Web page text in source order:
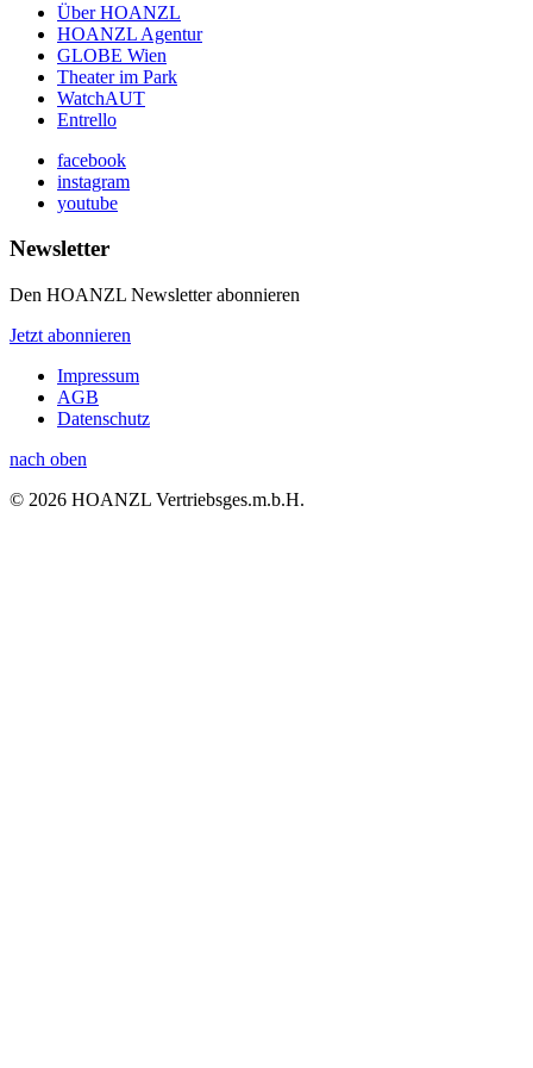
Über HOANZL
HOANZL Agentur
GLOBE Wien
Theater im Park
WatchAUT
Entrello
facebook
instagram
youtube
Newsletter
Den HOANZL Newsletter abonnieren
Jetzt abonnieren
Impressum
AGB
Datenschutz
nach oben
© 2026 HOANZL Vertriebsges.m.b.H.